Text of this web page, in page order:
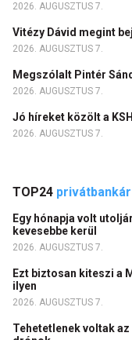
2026. AUGUSZTUS 7.
Vitézy Dávid megint
2026. AUGUSZTUS 7.
Megszólalt Pintér
2026. AUGUSZTUS 7.
Jó híreket közölt a
2026. AUGUSZTUS 7.
TOP24 privátbankár
Egy hónapja volt
kevesebbe kerül
2026. AUGUSZTUS 7.
Ezt biztosan kiteszi a
ilyen
2026. AUGUSZTUS 7.
Tehetetlenek voltak